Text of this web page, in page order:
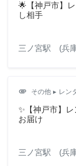
🌟【神戸市】
し相手
三ノ宮駅 (兵
attachment その他 ▸ レン
✨【神戸市】
お届け
三ノ宮駅 (兵